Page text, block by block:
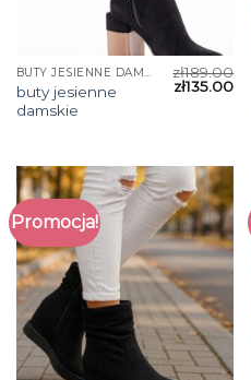
BUTY JESIENNE DAMSKIE
buty jesienne
damskie
zł189.00
zł135.00
Promocja!